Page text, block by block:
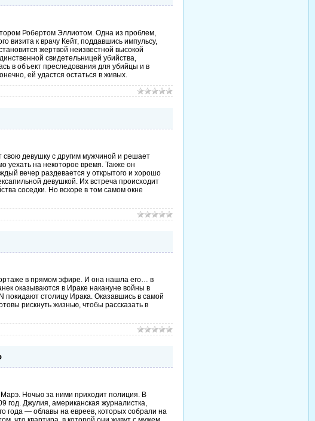
Робертом Эллиотом. Одна из проблем,
визита к врачу Кейт, поддавшись импульсу,
жертвой неизвестной высокой
свидетельницей убийства,
в объект преследования для убийцы и в
ей удастся остаться в живых.
девушку с другим мужчиной и решает
уехать на некоторое время. Также он
вечер раздевается у открытого и хорошо
девушкой. Их встреча происходит
соседки. Но вскоре в том самом окне
в прямом эфире. И она нашла его… в
оказываются в Ираке накануне войны в
столицу Ирака. Оказавшись в самой
рискнуть жизнью, чтобы рассказать в
Ночью за ними приходит полиция. В
Джулия, американская журналистка,
года — облавы на евреев, которых собрали на